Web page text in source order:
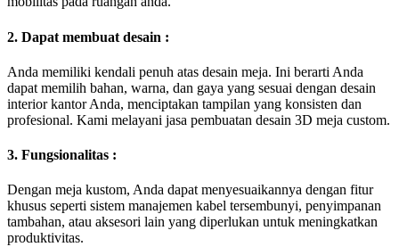
2. Dapat membuat desain :
Anda memiliki kendali penuh atas desain meja. Ini berarti Anda
dapat memilih bahan, warna, dan gaya yang sesuai dengan desain
interior kantor Anda, menciptakan tampilan yang konsisten dan
profesional. Kami melayani jasa pembuatan desain 3D meja custom.
3. Fungsionalitas :
Dengan meja kustom, Anda dapat menyesuaikannya dengan fitur
khusus seperti sistem manajemen kabel tersembunyi, penyimpanan
tambahan, atau aksesori lain yang diperlukan untuk meningkatkan
produktivitas.